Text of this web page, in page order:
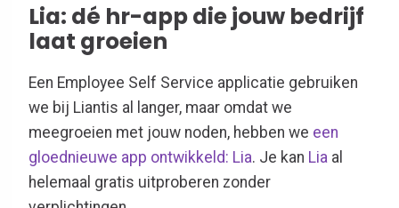
Lia: dé hr-app die jouw bedrijf
laat groeien
Een Employee Self Service applicatie gebruiken
we bij Liantis al langer, maar omdat we
meegroeien met jouw noden, hebben we een
gloednieuwe app ontwikkeld: Lia. Je kan Lia al
helemaal gratis uitproberen zonder